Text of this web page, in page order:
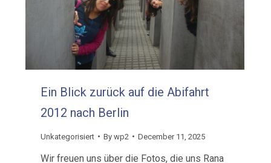
Ein Blick zurück auf die Abifahrt
2012 nach Berlin
Unkategorisiert Bywp2 December 11, 2025
Wir freuen uns über die Fotos, die uns Rana